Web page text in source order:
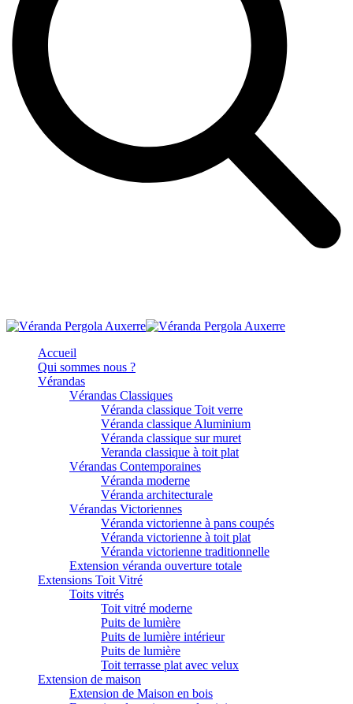
Accueil
Qui sommes nous ?
Vérandas
Vérandas Classiques
Véranda classique Toit verre
Véranda classique Aluminium
Véranda classique sur muret
Veranda classique à toit plat
Vérandas Contemporaines
Véranda moderne
Véranda architecturale
Vérandas Victoriennes
Véranda victorienne à pans coupés
Véranda victorienne à toit plat
Véranda victorienne traditionnelle
Extension véranda ouverture totale
Extensions Toit Vitré
Toits vitrés
Toit vitré moderne
Puits de lumière
Puits de lumière intérieur
Puits de lumière
Toit terrasse plat avec velux
Extension de maison
Extension de Maison en bois